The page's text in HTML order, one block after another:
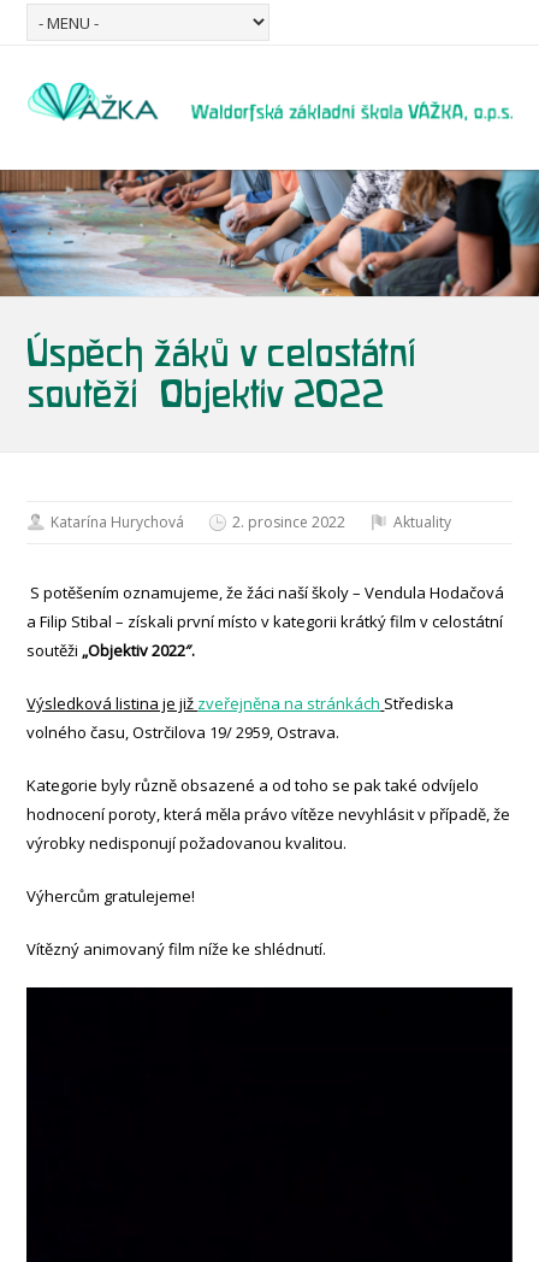
Úspěch žáků v celostátní
soutěži „Objektiv 2022″
Katarína Hurychová 2. prosince 2022 Aktuality
S potěšením oznamujeme, že žáci naší školy – Vendula Hodačová
a Filip Stibal – získali první místo v kategorii krátký film v celostátní
soutěži „Objektiv 2022″.
Výsledková listina je již zveřejněna na stránkách Střediska
volného času, Ostrčilova 19/ 2959, Ostrava.
Kategorie byly různě obsazené a od toho se pak také odvíjelo
hodnocení poroty, která měla právo vítěze nevyhlásit v případě, že
výrobky nedisponují požadovanou kvalitou.
Výhercům gratulejeme!
Vítězný animovaný film níže ke shlédnutí.